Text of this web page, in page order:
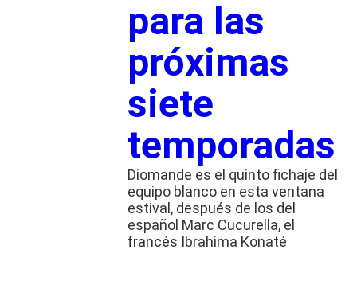
para las
próximas
siete
temporadas
Diomande es el quinto fichaje del
equipo blanco en esta ventana
estival, después de los del
español Marc Cucurella, el
francés Ibrahima Konaté